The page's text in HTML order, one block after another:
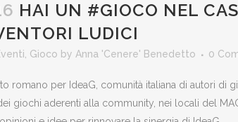
HAI UN #GIOCO NEL
LUDICI
Gioco by Anna 'Cenere' Benedetto 0
romano per IdeaG, comunità italiana di autori di
giochi aderenti alla community, nei locali del